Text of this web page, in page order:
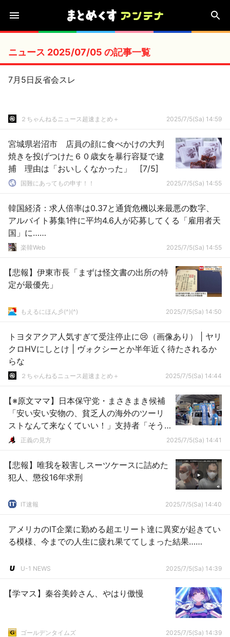
ニュース 2025/07/05 の記事一覧
7月5日反省会スレ
２ちゃんねるニュース超速まとめ＋ 2025/7/5(Sa) 14:59
宮城県岩沼市 店員の顔に食べかけの大判
焼きを投げつけた６０歳女を暴行容疑で逮
捕 理由は「おいしくなかった」 [7/5]
国難にあってもの申す！！ 2025/7/5(Sa) 14:55
韓国経済：求人倍率は0.37と通貨危機以来最悪の数字、
アルバイト募集1件に平均4.6人が応募してくる「雇用者天
国」に……
楽韓Web 2025/7/5(Sa) 14:55
【悲報】伊東市長「まずは怪文書の出所の特
定が最優先」
もえるにほん彡(^)(^) 2025/7/5(Sa) 14:50
トヨタアクア人気すぎて受注停止に😢（画像あり） | ヤリ
クロHVにしとけ | ヴォクシーとか半年近く待たされるか
らな
２ちゃんねるニュース超速まとめ＋ 2025/7/5(Sa) 14:44
【※原文ママ】日本保守党・まさきまき候補
「安い安い安物の、貧乏人の海外のツーリ
ストなんて来なくていい！」支持者「そう
だー！」＠街頭演説（動画）
正義の見方 2025/7/5(Sa) 14:41
【悲報】唯我を殺害しスーツケースに詰めた
犯人、懲役16年求刑
IT速報 2025/7/5(Sa) 14:40
アメリカのIT企業に勤める超エリート達に異変が起きてい
る模様、今までの人生に疲れ果ててしまった結果……
U-1 NEWS 2025/7/5(Sa) 14:39
【学マス】秦谷美鈴さん、やはり傲慢
ゴールデンタイムズ 2025/7/5(Sa) 14:39